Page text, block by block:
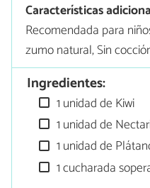
Características
Recomendada para
zumo natural, Sin
Ingredientes:
1 unidad de Kiwi
1 unidad de
1 unidad de
1 cucharada